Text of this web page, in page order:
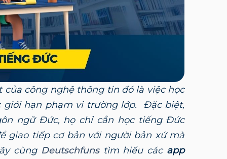
công nghệ thông tin đó là việc học
giới hạn phạm vi trường lớp. Đặc biệt,
ngữ Đức, họ chỉ cần học tiếng Đức
giao tiếp cơ bản với người bản xứ mà
cùng Deutschfunstìm hiểu các app